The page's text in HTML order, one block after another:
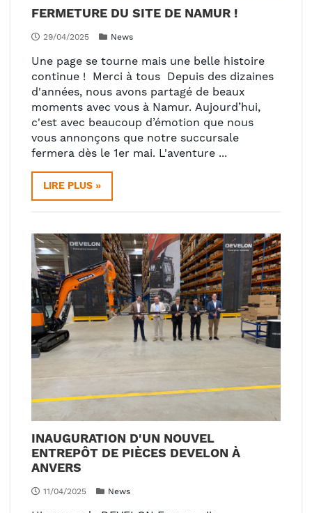
FERMETURE DU SITE DE NAMUR !
29/04/2025 News
Une page se tourne mais une belle histoire
continue ! Merci à tous Depuis des dizaines
d'années, nous avons partagé de beaux
moments avec vous à Namur. Aujourd’hui,
c'est avec beaucoup d’émotion que nous
vous annonçons que notre succursale
fermera dès le 1er mai. L'aventure ...
LIRE PLUS »
INAUGURATION D'UN NOUVEL
ENTREPÔT DE PIÈCES DEVELON À
ANVERS
11/04/2025 News